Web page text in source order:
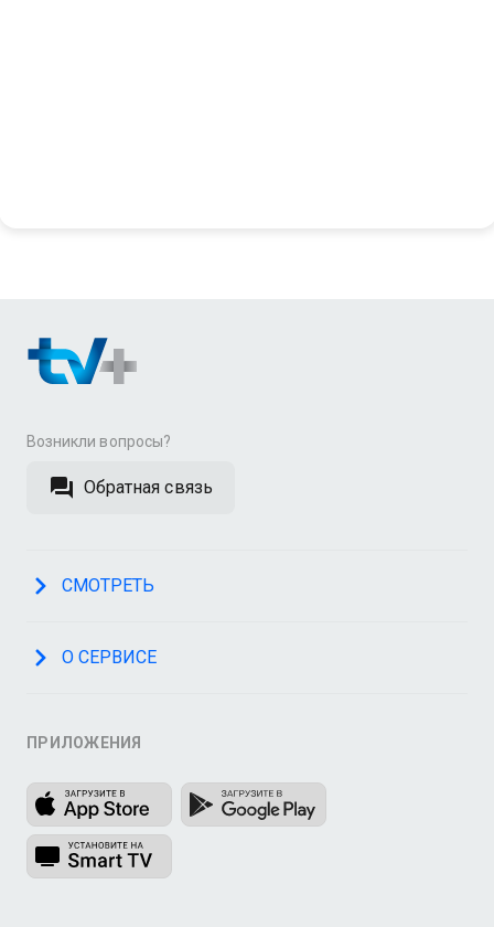
Возникли вопросы?
Обратная связь
СМОТРЕТЬ
О СЕРВИСЕ
ПРИЛОЖЕНИЯ